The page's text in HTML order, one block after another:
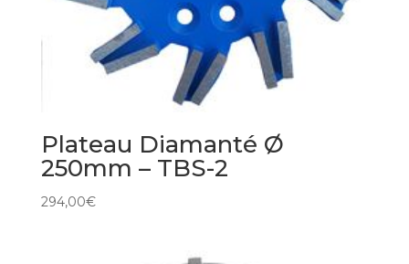
Plateau Diamanté Ø
250mm – TBS-2
294,00€